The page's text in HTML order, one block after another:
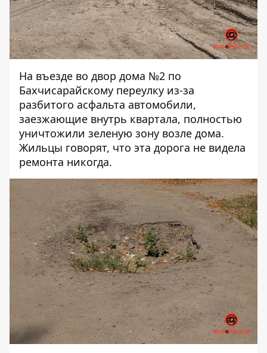
На въезде во двор дома №2 по
Бахчисарайскому переулку из-за
разбитого асфальта автомобили,
заезжающие внутрь квартала, полностью
уничтожили зеленую зону возле дома.
Жильцы говорят, что эта дорога не видела
ремонта никогда.